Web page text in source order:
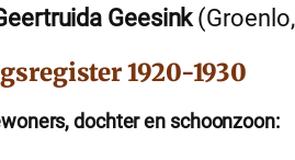
Geesink
1920-1930
dochter en schoonzoon: